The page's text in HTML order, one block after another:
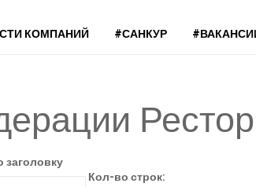
КОМПАНИЙ #САНКУР
заголовку
Кол-во строк: